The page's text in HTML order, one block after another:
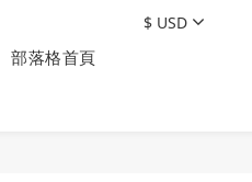
部落格首頁
$ USD